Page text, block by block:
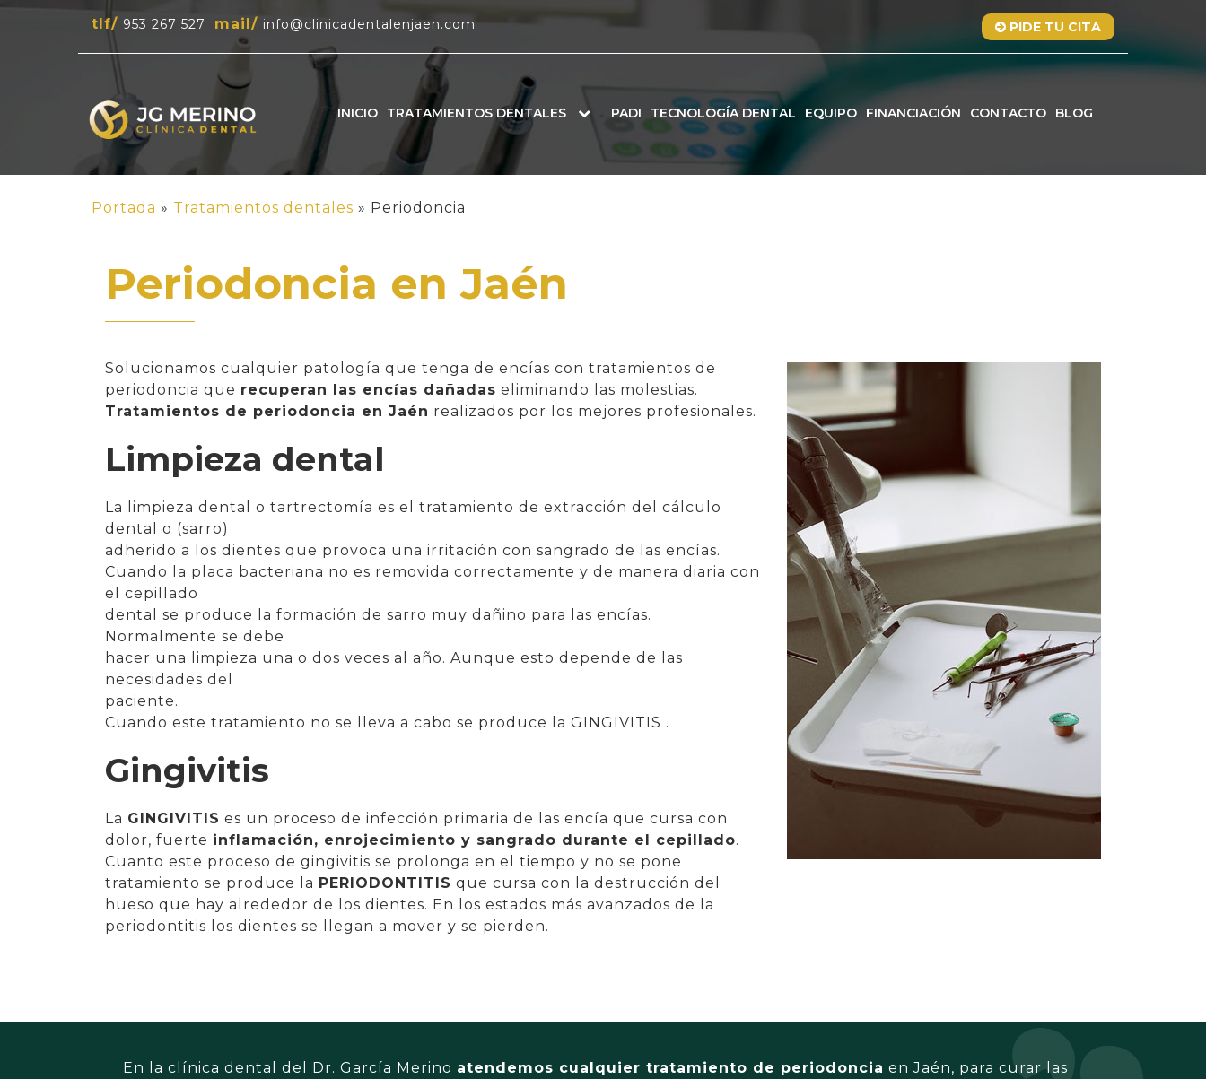
tlf/ 953 267 527 mail/ info@clinicadentalenjaen.com PIDE TU CITA
INICIO TRATAMIENTOS DENTALES PADI TECNOLOGÍA DENTAL EQUIPO FINANCIACIÓN CONTACTO BLOG
Portada » Tratamientos dentales » Periodoncia
Periodoncia en Jaén
Solucionamos cualquier patología que tenga de encías con tratamientos de
periodoncia que recuperan las encías dañadas eliminando las molestias.
Tratamientos de periodoncia en Jaén realizados por los mejores profesionales.
Limpieza dental
La limpieza dental o tartrectomía es el tratamiento de extracción del cálculo
dental o (sarro)
adherido a los dientes que provoca una irritación con sangrado de las encías.
Cuando la placa bacteriana no es removida correctamente y de manera diaria con
el cepillado
dental se produce la formación de sarro muy dañino para las encías.
Normalmente se debe
hacer una limpieza una o dos veces al año. Aunque esto depende de las
necesidades del
paciente.
Cuando este tratamiento no se lleva a cabo se produce la GINGIVITIS .
Gingivitis
La GINGIVITIS es un proceso de infección primaria de las encía que cursa con
dolor, fuerte inflamación, enrojecimiento y sangrado durante el cepillado.
Cuanto este proceso de gingivitis se prolonga en el tiempo y no se pone
tratamiento se produce la PERIODONTITIS que cursa con la destrucción del
hueso que hay alrededor de los dientes. En los estados más avanzados de la
periodontitis los dientes se llegan a mover y se pierden.
En la clínica dental del Dr. García Merino atendemos cualquier tratamiento de periodoncia en Jaén, para curar las